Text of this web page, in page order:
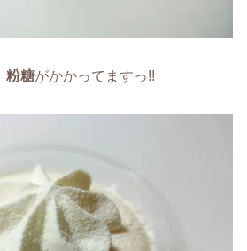
粉糖がかかってますっ!!